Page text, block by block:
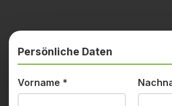
Persönliche Daten
Vorname *